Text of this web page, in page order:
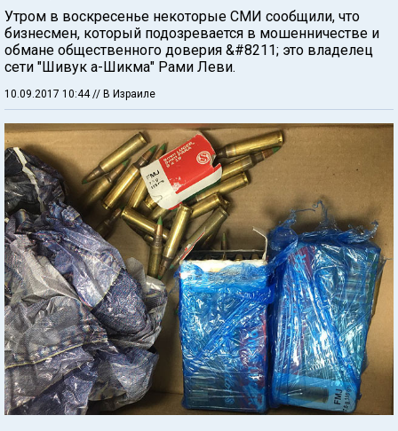
Утром в воскресенье некоторые СМИ сообщили, что
бизнесмен, который подозревается в мошенничестве и
обмане общественного доверия &#8211; это владелец
сети "Шивук а-Шикма" Рами Леви.
10.09.2017 10:44// В Израиле